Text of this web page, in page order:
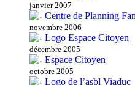
janvier 2007
Centre de Planning
novembre 2006
Logo Espace Citoyen
décembre 2005
Espace Citoyen
octobre 2005
Logo de l’asbl Viaduc